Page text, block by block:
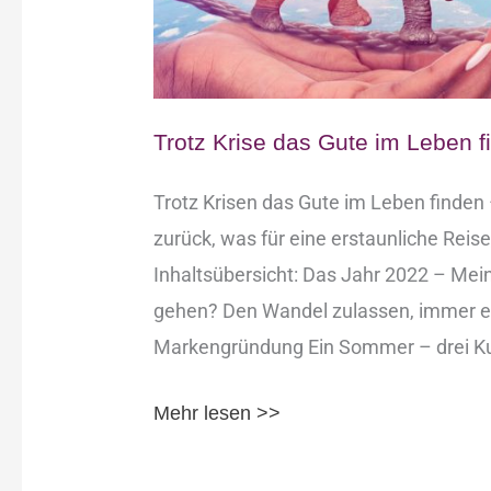
Trotz Krise das Gute im Leben
Trotz Krisen das Gute im Leben
zurück, was für eine erstaunliche
Inhaltsübersicht: Das Jahr 2022 –
gehen? Den Wandel zulassen, immer
Markengründung​ Ein Sommer – drei
Mehr lesen >>